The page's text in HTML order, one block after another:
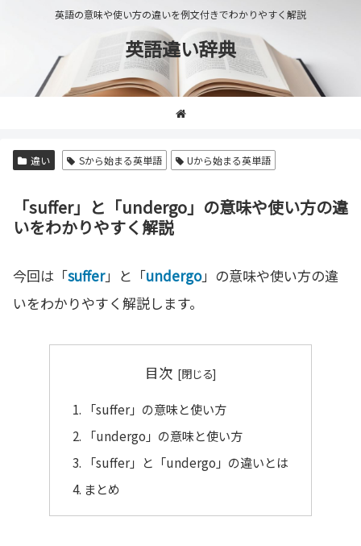
英語の意味や使い方の違いを例文付きでわかりやすく解説
英語違い辞典
違い Sから始まる英単語 Uから始まる英単語
「suffer」と「undergo」の意味や使い方の違
いをわかりやすく解説
今回は「suffer」と「undergo」の意味や使い方の違
いをわかりやすく解説します。
目次
「suffer」の意味と使い方
「undergo」の意味と使い方
「suffer」と「undergo」の違いとは
まとめ